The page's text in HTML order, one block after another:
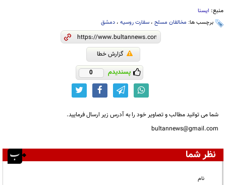
منبع: ایسنا
برچسب ها: مخالفان مسلح ، سفارت روسیه ، دمشق
گزارش خطا
پسندیدم 0
شما می توانید مطالب و تصاویر خود را به آدرس زیر ارسال فرمایید.
bultannews@gmail.com
نظر شما
نام